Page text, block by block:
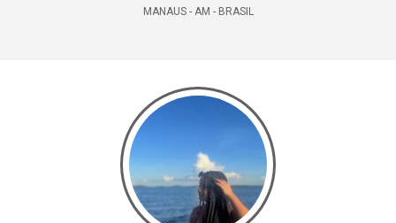
MANAUS - AM - BRASIL